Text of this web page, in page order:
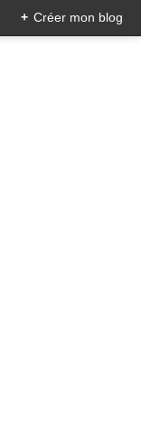
+ Créer mon blog